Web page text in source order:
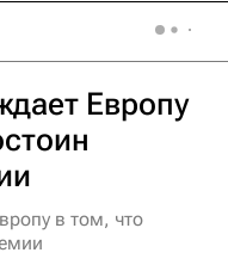
Европу
в том, что